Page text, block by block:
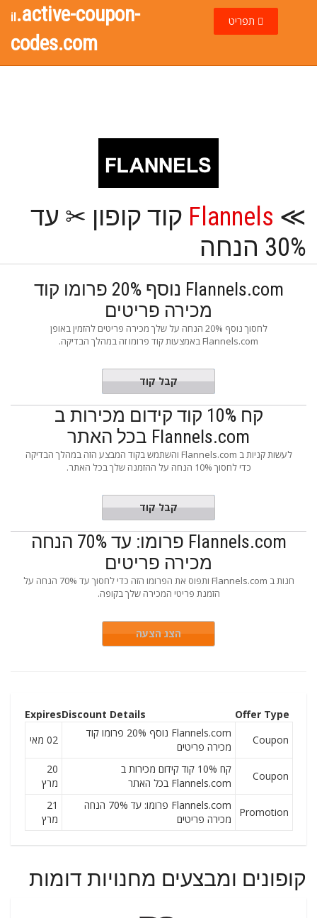
il.active-coupon-
codes.com
תפריט
≫
Flannels קוד קופון ✂ עד
30% הנחה
Flannels.com נוסף 20% פרומו קוד
מכירה פריטים
לחסוך נוסף 20% הנחה על שלך מכירה פריטים להזמין באופן
Flannels.com באמצעות קוד פרומו זה במהלך הבדיקה.
EXTRA20קבל קוד
קח 10% קוד קידום מכירות ב
Flannels.com בכל האתר
לעשות קניות ב Flannels.com והשתמש בקוד המבצע הזה במהלך הבדיקה
כדי לחסוך 10% הנחה על ההזמנה שלך בכל האתר.
7QZFTD3קבל קוד
Flannels.com פרומו: עד 70% הנחה
מכירה פריטים
חנות ב Flannels.com ותפוס את הפרומו הזה כדי לחסוך עד 70% הנחה על
הזמנת פריטי המכירה שלך בקופה.
הצג הצעה
Offer Type
Discount Details
Expires
Coupon
Flannels.com נוסף 20% פרומו קוד
מכירה פריטים
02 מאי
Coupon
קח 10% קוד קידום מכירות ב
Flannels.com בכל האתר
20
מרץ
Promotion
Flannels.com פרומו: עד 70% הנחה
מכירה פריטים
21
מרץ
קופונים ומבצעים מחנויות דומות